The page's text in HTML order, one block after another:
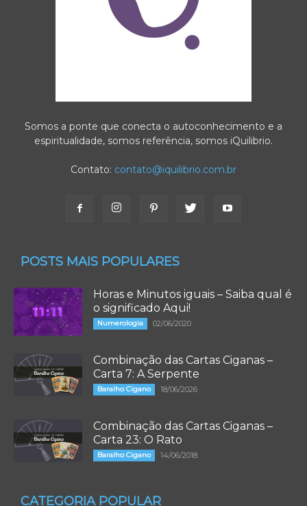
Somos a ponte que conecta o autoconhecimento e a
espiritualidade, somos referência, somos iQuilibrio.
Contato: contato@iquilibrio.com.br
POSTS MAIS POPULARES
Horas e Minutos iguais – Saiba qual é
o significado Aqui!
Numerologia 02/06/2020
Combinação das Cartas Ciganas –
Carta 7: A Serpente
Baralho Cigano 18/06/2026
Combinação das Cartas Ciganas –
Carta 23: O Rato
Baralho Cigano 14/06/2018
CATEGORIA POPULAR